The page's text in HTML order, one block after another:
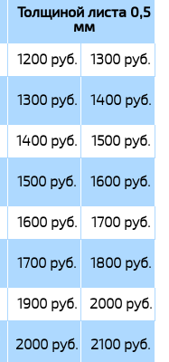
Толщиной листа 0,5
мм
1200 руб.
1300 руб.
1300 руб. 1400 руб.
1400 руб.
1500 руб.
1500 руб. 1600 руб.
1600 руб.
1700 руб.
1700 руб. 1800 руб.
1900 руб.
2000 руб.
2000 руб. 2100 руб.